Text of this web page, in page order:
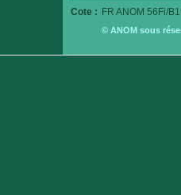
Cote : FR ANOM 56Fi/
© ANOM sous